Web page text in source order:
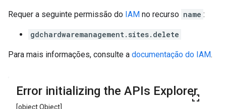
Requer a seguinte permissão do IAM no recurso name :
gdchardwaremanagement.sites.delete
Para mais informações, consulte a documentação do IAM.